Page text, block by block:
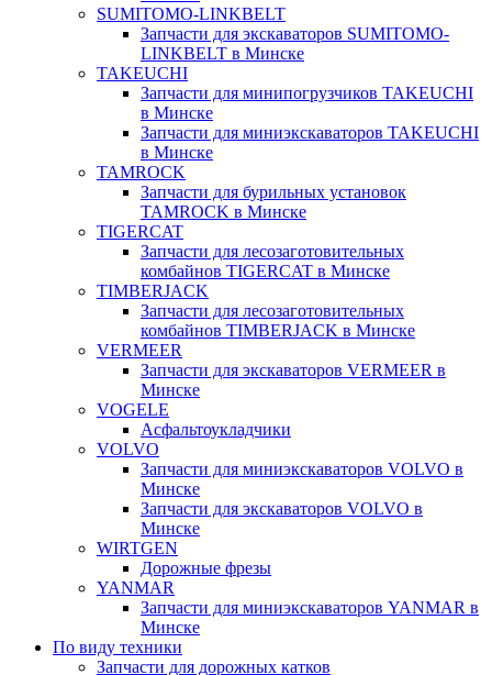
SUMITOMO-LINKBELT
Запчасти для экскаваторов SUMITOMO-
LINKBELT в Минске
TAKEUCHI
Запчасти для минипогрузчиков TAKEUCHI
в Минске
Запчасти для миниэкскаваторов TAKEUCHI
в Минске
TAMROCK
Запчасти для бурильных установок
TAMROCK в Минске
TIGERCAT
Запчасти для лесозаготовительных
комбайнов TIGERCAT в Минске
TIMBERJACK
Запчасти для лесозаготовительных
комбайнов TIMBERJACK в Минске
VERMEER
Запчасти для экскаваторов VERMEER в
Минске
VOGELE
Асфальтоукладчики
VOLVO
Запчасти для миниэкскаваторов VOLVO в
Минске
Запчасти для экскаваторов VOLVO в
Минске
WIRTGEN
Дорожные фрезы
YANMAR
Запчасти для миниэкскаваторов YANMAR в
Минске
По виду техники
Запчасти для дорожных катков